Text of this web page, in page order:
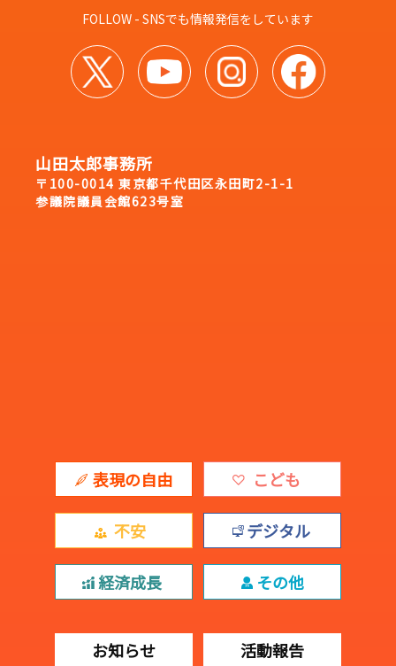
FOLLOW - SNSでも情報発信をしています
山田太郎事務所
〒100-0014 東京都千代田区永田町2-1-1
参議院議員会館623号室
表現の自由 こども
不安 デジタル
経済成長 その他
お知らせ 活動報告